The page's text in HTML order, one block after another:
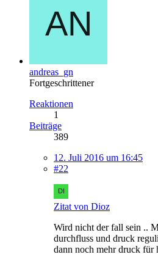
andreas_gn
Fortgeschrittener
Reaktionen
1
Beiträge
389
12. Juli 2016 um 16:45
#22
Zitat von Dioz
Wird nicht der fall sein ..
durchfluss und druck
dann noch mehr druck für